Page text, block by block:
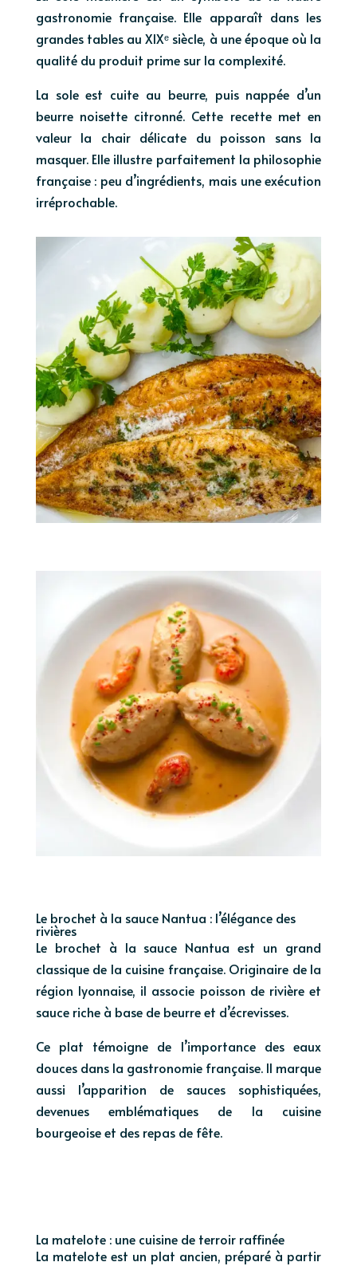
gastronomie française. Elle apparaît dans les
grandes tables au XIXᵉ siècle, à une époque où la
qualité du produit prime sur la complexité.
La sole est cuite au beurre, puis nappée d’un
beurre noisette citronné. Cette recette met en
valeur la chair délicate du poisson sans la
masquer. Elle illustre parfaitement la philosophie
française : peu d’ingrédients, mais une exécution
irréprochable.
Le brochet à la sauce Nantua : l’élégance des
rivières
Le brochet à la sauce Nantua est un grand
classique de la cuisine française. Originaire de la
région lyonnaise, il associe poisson de rivière et
sauce riche à base de beurre et d’écrevisses.
Ce plat témoigne de l’importance des eaux
douces dans la gastronomie française. Il marque
aussi l’apparition de sauces sophistiquées,
devenues emblématiques de la cuisine
bourgeoise et des repas de fête.
La matelote : une cuisine de terroir raffinée
La matelote est un plat ancien, préparé à partir